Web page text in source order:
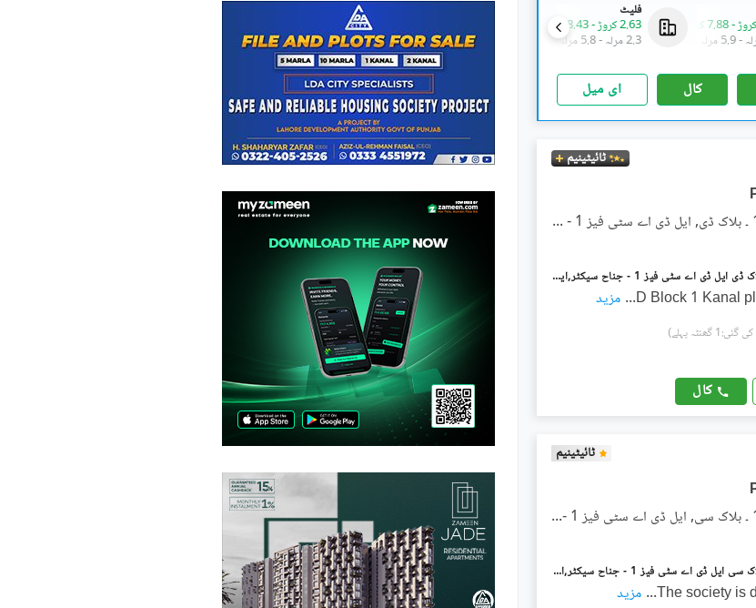
دفاتر
2.14 کروڑ
-
2.1 مرلہ
-5.9 مرلہ -2.6 مرلہ
فلیٹ
2.63 کروڑ
-8.43 کروڑ
2.3 مرلہ
-5.8 مرلہ
-7.88 کروڑ
-5.9 مرلہ
کال ای میل
ٹائیٹینیم
ایل ڈی اے سٹی فیز 1 ۔ بلاک ڈی, ایل ڈی اے سٹی فیز 1 - جناح سیکٹر
ایل ڈی اے سٹی فیز 1 ۔ بلاک ڈی ایل ڈی اے سٹی فیز 1 - جناح سیکٹر,ایل ڈی اے سٹی فیز 1,ایل ڈی اے سٹی,ایل ڈی اے روڈ,لاہور میں 1 کنال رہائشی پلاٹ 1.75 کروڑ میں برائے فروخت۔
D Block 1 Kanal
... مزید
گھنٹہ پہلے)
کال
ٹائیٹینیم
ایل ڈی اے سٹی فیز 1 ۔ بلاک سی, ایل ڈی اے سٹی فیز 1 - جناح سیکٹر
ایل ڈی اے سٹی فیز 1 ۔ بلاک سی ایل ڈی اے سٹی فیز 1 - جناح سیکٹر,ایل ڈی اے سٹی فیز 1,ایل ڈی اے سٹی,ایل ڈی اے روڈ,لاہور میں 10 مرلہ رہائشی پلاٹ 1.28 کروڑ میں برائے فروخت۔
The society is
... مزید